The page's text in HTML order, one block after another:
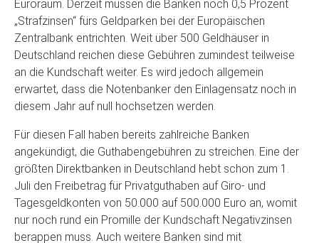
Euroraum. Derzeit müssen die Banken noch 0,5 Prozent
„Strafzinsen“ fürs Geldparken bei der Europäischen
Zentralbank entrichten. Weit über 500 Geldhäuser in
Deutschland reichen diese Gebühren zumindest teilweise
an die Kundschaft weiter. Es wird jedoch allgemein
erwartet, dass die Notenbanker den Einlagensatz noch in
diesem Jahr auf null hochsetzen werden.
Für diesen Fall haben bereits zahlreiche Banken
angekündigt, die Guthabengebühren zu streichen. Eine der
größten Direktbanken in Deutschland hebt schon zum 1.
Juli den Freibetrag für Privatguthaben auf Giro- und
Tagesgeldkonten von 50.000 auf 500.000 Euro an, womit
nur noch rund ein Promille der Kundschaft Negativzinsen
berappen muss. Auch weitere Banken sind mit